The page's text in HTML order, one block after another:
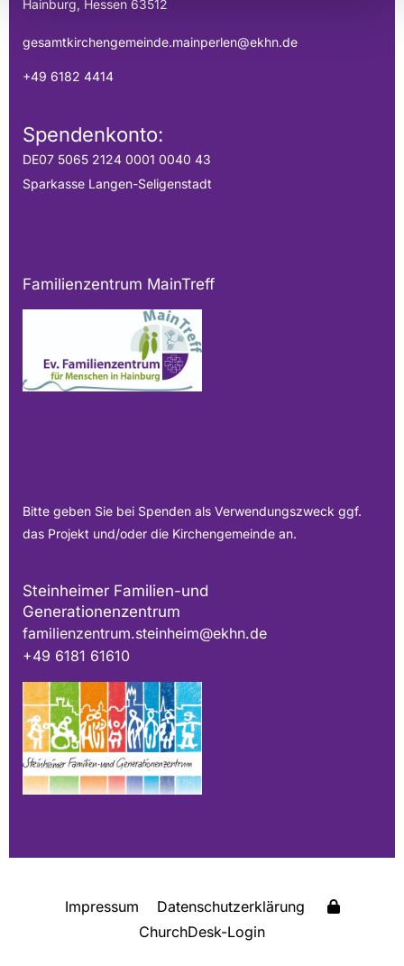
Hainburg, Hessen 63512
gesamtkirchengemeinde.mainperlen@ekhn.de
+49 6182 4414
Spendenkonto:
DE07 5065 2124 0001 0040 43
Sparkasse Langen-Seligenstadt
Familienzentrum MainTreff
Bitte geben Sie bei Spenden als Verwendungszweck ggf.
das Projekt und/oder die Kirchengemeinde an.
Steinheimer Familien-und
Generationenzentrum
familienzentrum.steinheim@ekhn.de
+49 6181 61610
Impressum
Datenschutzerklärung
ChurchDesk-Login